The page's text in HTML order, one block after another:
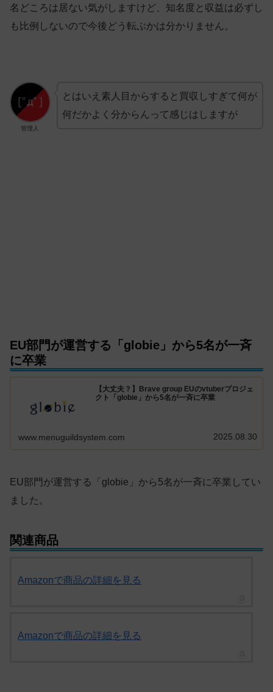
名どころは居ない気がしますけど、知名度と収益は必ずし
も比例しないので今後どう転ぶかは分かりません。
管理人
とはいえ素人目からすると買収しすぎて何が
何だかよく分からんって感じはしますが
EU部門が運営する「globie」から5名が一斉
に卒業
【大丈夫？】Brave group EUのvtuberプロジェ
クト「globie」から5名が一斉に卒業
www.menuguildsystem.com 2025.08.30
EU部門が運営する「globie」から5名が一斉に卒業してい
ました。
関連商品
Amazonで商品の詳細を見る
Amazonで商品の詳細を見る